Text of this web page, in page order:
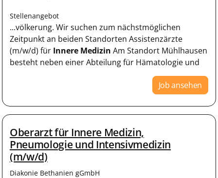
Stellenangebot
...völkerung. Wir suchen zum nächstmöglichen
Zeitpunkt an beiden Standorten Assistenzärzte
(m/w/d) für Innere Medizin Am Standort Mühlhausen
besteht neben einer Abteilung für Hämatologie und
Job ansehen
Oberarzt für Innere Medizin,
Pneumologie und Intensivmedizin
(m/w/d)
Diakonie Bethanien gGmbH